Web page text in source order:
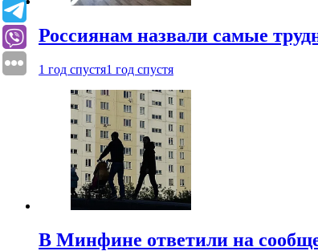
Россиянам назвали самые
1 год спустя1 год спустя
В Минфине ответили на